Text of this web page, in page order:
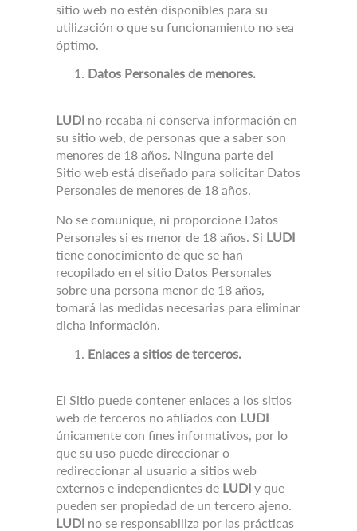
sitio web no estén disponibles para su
utilización o que su funcionamiento no sea
óptimo.
Datos Personales de menores.
LUDI no recaba ni conserva información en
su sitio web, de personas que a saber son
menores de 18 años. Ninguna parte del
Sitio web está diseñado para solicitar Datos
Personales de menores de 18 años.
No se comunique, ni proporcione Datos
Personales si es menor de 18 años. Si LUDI
tiene conocimiento de que se han
recopilado en el sitio Datos Personales
sobre una persona menor de 18 años,
tomará las medidas necesarias para eliminar
dicha información.
Enlaces a sitios de terceros.
El Sitio puede contener enlaces a los sitios
web de terceros no afiliados con LUDI
únicamente con fines informativos, por lo
que su uso puede direccionar o
redireccionar al usuario a sitios web
externos e independientes de LUDI y que
pueden ser propiedad de un tercero ajeno.
LUDI no se responsabiliza por las prácticas